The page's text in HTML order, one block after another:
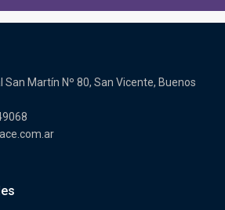
San Martín Nº 80, San Vicente, Buenos